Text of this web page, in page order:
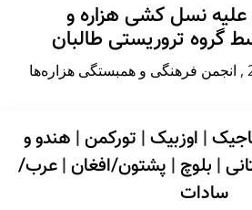
علیه نسل کشی هزاره و
گروه تروریستی طالبان
, انجمن فرهنگی و همبستگی هزاره‌ها
| اوزبیک| تورکمن| هندو و
| بلوچ | پشتون/افغان|عرب/
سادات